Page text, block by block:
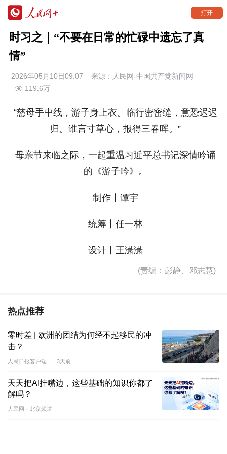
打开
时习之｜“不要在日常的忙碌中遗忘了真
情”
2026年05月10日09:07 来源： 人民网-中国共产党新闻网
119.6万
“慈母手中线，游子身上衣。临行密密缝，意恐迟迟
归。谁言寸草心，报得三春晖。”
母亲节来临之际，一起重温习近平总书记深情吟诵
的《游子吟》。
制作丨谭宇
统筹丨任一林
设计丨王潇潇
(责编：彭静、邓志慧)
热点推荐
零时差 | 欧洲的团结为何经不起移民的冲
击？
人民日报客户端 3天前
天天把AI挂嘴边，这些基础的知识你都了
解吗？
人民网－北京频道